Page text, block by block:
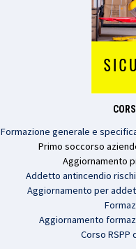
Formazione generale e
Primo soccorso
Aggiornamento
Addetto antincendio
Aggiornamento per
Aggiornamento
Corso RSPP